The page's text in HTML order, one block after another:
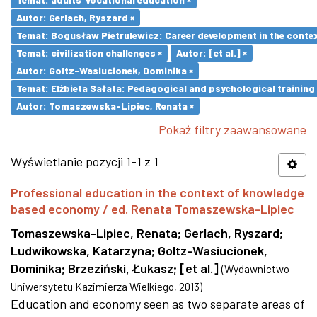
Autor: Gerlach, Ryszard ×
Temat: Bogusław Pietrulewicz: Career development in the
Temat: civilization challenges ×
Autor: [et al.] ×
Autor: Goltz-Wasiucionek, Dominika ×
Temat: Elżbieta Sałata: Pedagogical and psychological
Autor: Tomaszewska-Lipiec, Renata ×
Pokaż filtry zaawansowane
Wyświetlanie pozycji 1-1 z 1
Professional education in the context of knowledge
based economy / ed. Renata Tomaszewska-Lipiec
Tomaszewska-Lipiec, Renata; Gerlach, Ryszard;
Ludwikowska, Katarzyna; Goltz-Wasiucionek,
Dominika; Brzeziński, Łukasz; [et al.] (Wydawnictwo
Uniwersytetu Kazimierza Wielkiego, 2013)
Education and economy seen as two separate areas of